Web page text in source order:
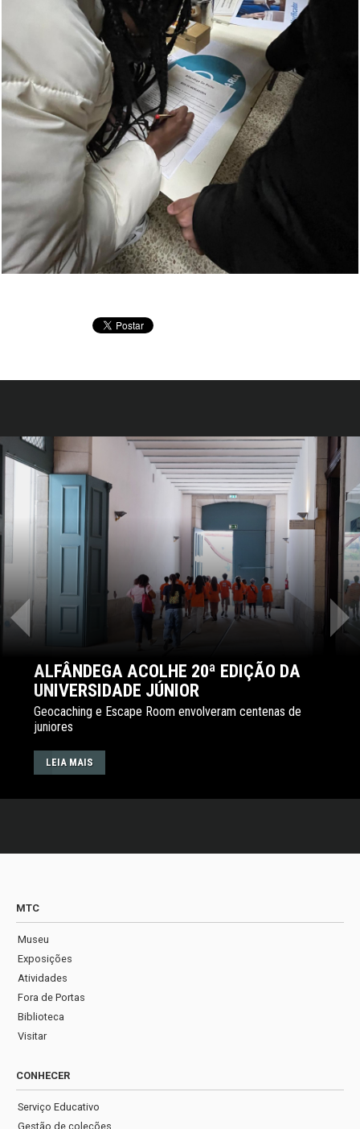
ALFÂNDEGA ACOLHE 20ª EDIÇÃO DA
UNIVERSIDADE JÚNIOR
Geocaching e Escape Room envolveram centenas de
juniores
LEIA MAIS
MTC
Museu
Exposições
Atividades
Fora de Portas
Biblioteca
Visitar
CONHECER
Serviço Educativo
Gestão de coleções